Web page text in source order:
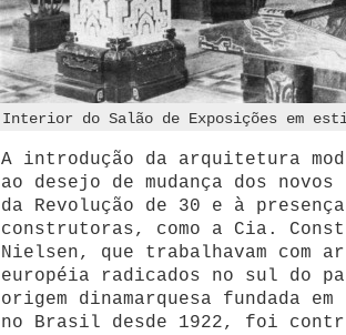
Interior do Salão de Exposições em
A introdução da arquitetura
ao desejo de mudança dos
da Revolução de 30 e à
construtoras, como a Cia.
Nielsen, que trabalhavam com
européia radicados no sul do
origem dinamarquesa fundada
no Brasil desde 1922, foi